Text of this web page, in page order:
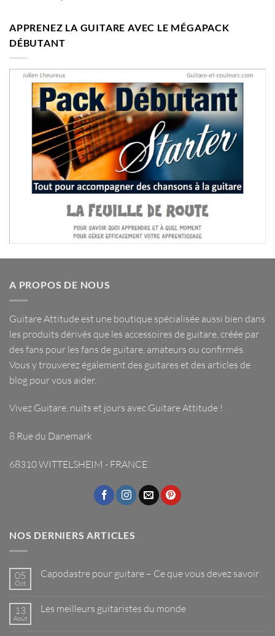
sur 5
APPRENEZ LA GUITARE AVEC LE MÉGAPACK
DÉBUTANT
A PROPOS DE NOUS
Guitare Attitude est une boutique spécialisée aussi bien dans
les produits dérivés que les accessoires de guitare , créée par
des fans pour les fans de guitare, amateurs ou confirmés.
Vous y trouverez également des guitares et des articles de
blog pour vous aider.
Vivez Guitare, nuits et jours avec Guitare Attitude !
8 Rue du Danemark
68310 WITTELSHEIM - FRANCE
NOS DERNIERS ARTICLES
05
Oct
Capodastre pour guitare – Ce que vous devez savoir
Capodastre
13
Août
Les meilleurs guitaristes du monde